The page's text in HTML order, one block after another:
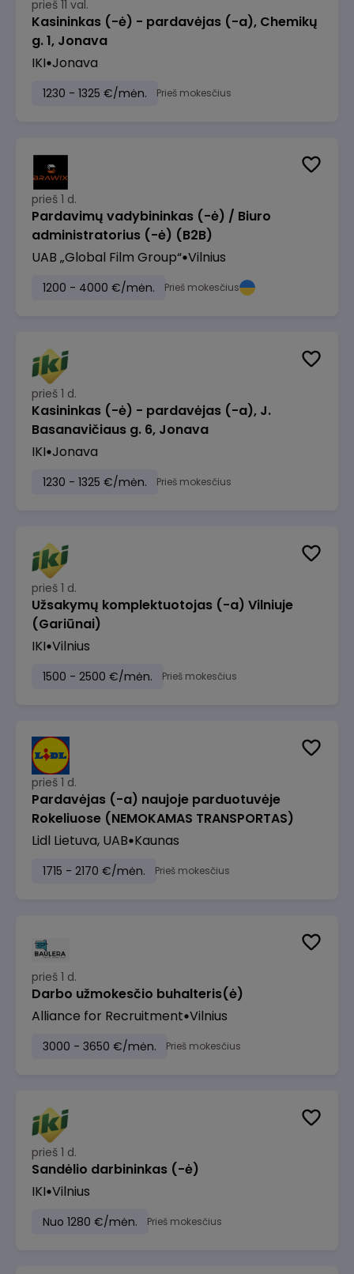
prieš 11 val.
Kasininkas (-ė) - pardavėjas (-a), Chemikų
g. 1, Jonava
IKI Jonava
1230 - 1325 €/mėn. Prieš mokesčius
prieš 1 d.
Pardavimų vadybininkas (-ė) / Biuro
administratorius (-ė) (B2B)
UAB „Global Film Group“ Vilnius
1200 - 4000 €/mėn. Prieš mokesčius
prieš 1 d.
Kasininkas (-ė) - pardavėjas (-a), J.
Basanavičiaus g. 6, Jonava
IKI Jonava
1230 - 1325 €/mėn. Prieš mokesčius
prieš 1 d.
Užsakymų komplektuotojas (-a) Vilniuje
(Gariūnai)
IKI Vilnius
1500 - 2500 €/mėn. Prieš mokesčius
prieš 1 d.
Pardavėjas (-a) naujoje parduotuvėje
Rokeliuose (NEMOKAMAS TRANSPORTAS)
Lidl Lietuva, UAB Kaunas
1715 - 2170 €/mėn. Prieš mokesčius
prieš 1 d.
Darbo užmokesčio buhalteris(ė)
Alliance for Recruitment Vilnius
3000 - 3650 €/mėn. Prieš mokesčius
prieš 1 d.
Sandėlio darbininkas (-ė)
IKI Vilnius
Nuo 1280 €/mėn. Prieš mokesčius